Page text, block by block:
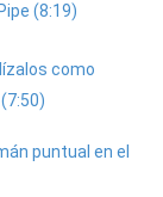
(8:19)
como
puntual en el